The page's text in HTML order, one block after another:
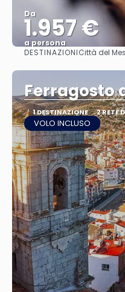
Da
1.957 €
a persona
DESTINAZIONICittà del
Ferragosto
1 DESTINAZIONE 2 RETE
VOLO INCLUSO